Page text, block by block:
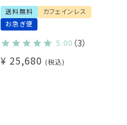
業務用 大容量パック
まとめ買いにおすすめ
送料無料
カフェインレス
お急ぎ便
5.00 （3）
¥ 25,680 税込